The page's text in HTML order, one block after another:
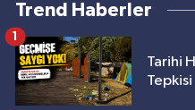
Trend Haberler
Tarihi
Tepkisi
1